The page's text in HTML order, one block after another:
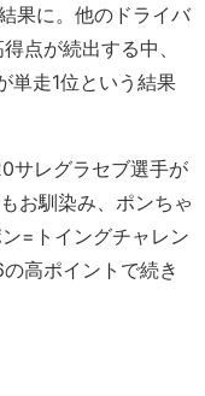
果に。他のドライバ
点が続出する中、
単走1位という結果
サレグラセブ選手が
お馴染み、ポンちゃ
=トイングチャレン
高ポイントで続き